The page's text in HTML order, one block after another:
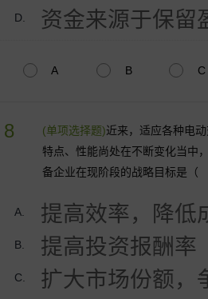
D. 资金来源于保留
A B C
8 (单项选择题)近来，适应各种电
特点、性能尚处在不断变化当中
备企业在现阶段的战略目标是（
A. 提高效率，降低
B. 提高投资报酬率
C. 扩大市场份额，